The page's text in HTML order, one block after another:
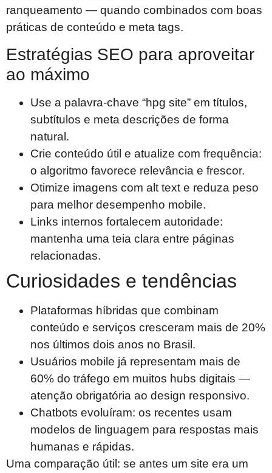
ranqueamento — quando combinados com boas
práticas de conteúdo e meta tags.
Estratégias SEO para aproveitar
ao máximo
Use a palavra-chave “hpg site” em títulos,
subtítulos e meta descrições de forma
natural.
Crie conteúdo útil e atualize com frequência:
o algoritmo favorece relevância e frescor.
Otimize imagens com alt text e reduza peso
para melhor desempenho mobile.
Links internos fortalecem autoridade:
mantenha uma teia clara entre páginas
relacionadas.
Curiosidades e tendências
Plataformas híbridas que combinam
conteúdo e serviços cresceram mais de 20%
nos últimos dois anos no Brasil.
Usuários mobile já representam mais de
60% do tráfego em muitos hubs digitais —
atenção obrigatória ao design responsivo.
Chatbots evoluíram: os recentes usam
modelos de linguagem para respostas mais
humanas e rápidas.
Uma comparação útil: se antes um site era um